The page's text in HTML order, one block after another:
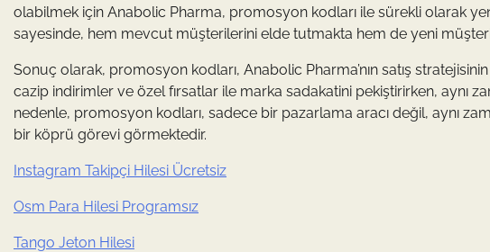
olabilmek için Anabolic Pharma, promosyon kodları ile sürekli olarak
sayesinde, hem mevcut müşterilerini elde tutmakta hem de yeni
Sonuç olarak, promosyon kodları, Anabolic Pharma’nın satış
cazip indirimler ve özel fırsatlar ile marka sadakatini pekiştirirken, aynı
nedenle, promosyon kodları, sadece bir pazarlama aracı değil, aynı
bir köprü görevi görmektedir.
Instagram Takipçi Hilesi Ücretsiz
Osm Para Hilesi Programsız
Tango Jeton Hilesi